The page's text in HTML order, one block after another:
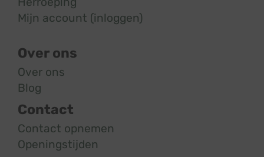
Mijn account (inloggen)
Over ons
Over ons
Blog
Contact
Contact opnemen
Openingstijden